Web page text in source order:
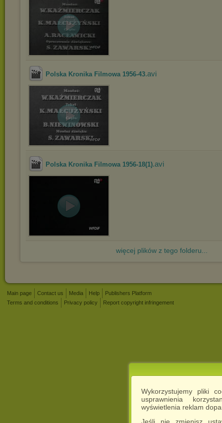
Wykorzystujemy pliki
usprawnienia
wyświetlenia reklam
Jeśli nie zmienisz
Polska Kronika Filmowa 1956-43.avi
Polska Kronika Filmowa 1956-18(1).avi
więcej plików z tego folderu...
Main page Contact us Media Help
Publishers Platform
Terms and conditions
Privacy policy Report copyright infringement